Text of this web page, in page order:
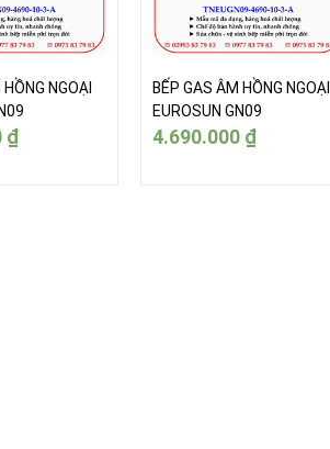
NGOẠI
₫
BẾP GAS ÂM HỒNG NGOẠI
EUROSUN GN09
4.690.000 ₫